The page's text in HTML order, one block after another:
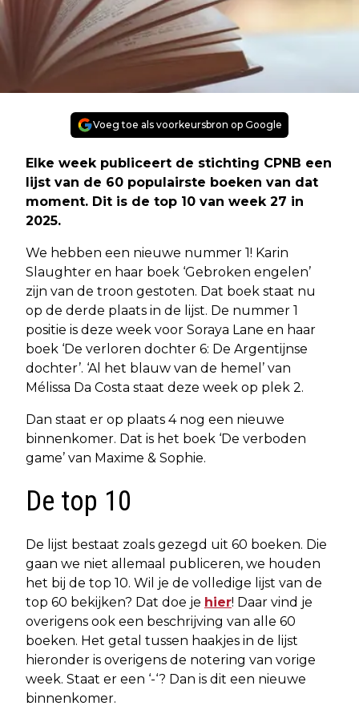
Voeg toe als voorkeursbron op Google
Elke week publiceert de stichting CPNB een
lijst van de 60 populairste boeken van dat
moment. Dit is de top 10 van week 27 in
2025.
We hebben een nieuwe nummer 1! Karin
Slaughter en haar boek ‘Gebroken engelen’
zijn van de troon gestoten. Dat boek staat nu
op de derde plaats in de lijst. De nummer 1
positie is deze week voor Soraya Lane en haar
boek ‘De verloren dochter 6: De Argentijnse
dochter’. ‘Al het blauw van de hemel’ van
Mélissa Da Costa staat deze week op plek 2.
Dan staat er op plaats 4 nog een nieuwe
binnenkomer. Dat is het boek ‘De verboden
game’ van Maxime & Sophie.
De top 10
De lijst bestaat zoals gezegd uit 60 boeken. Die
gaan we niet allemaal publiceren, we houden
het bij de top 10. Wil je de volledige lijst van de
top 60 bekijken? Dat doe je hier! Daar vind je
overigens ook een beschrijving van alle 60
boeken. Het getal tussen haakjes in de lijst
hieronder is overigens de notering van vorige
week. Staat er een ‘-‘? Dan is dit een nieuwe
binnenkomer.